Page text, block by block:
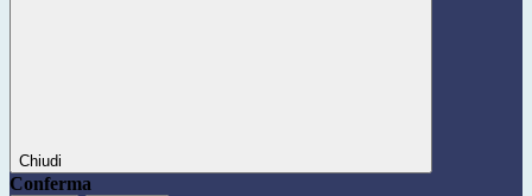
Chiudi
Conferma